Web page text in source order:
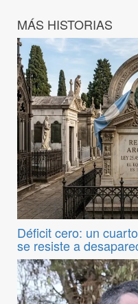
MÁS HISTORIAS
Déficit cero: un
se resiste a